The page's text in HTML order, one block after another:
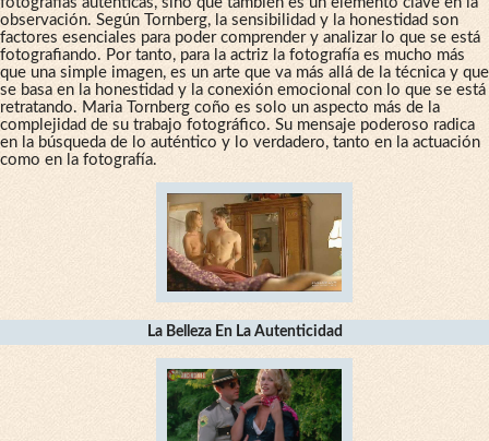
observación. Según Tornberg, la sensibilidad y la honestidad son
factores esenciales para poder comprender y analizar lo que se está
fotografiando. Por tanto, para la actriz la fotografía es mucho más
que una simple imagen, es un arte que va más allá de la técnica y que
se basa en la honestidad y la conexión emocional con lo que se está
retratando. Maria Tornberg coño es solo un aspecto más de la
complejidad de su trabajo fotográfico. Su mensaje poderoso radica
en la búsqueda de lo auténtico y lo verdadero, tanto en la actuación
como en la fotografía.
La Belleza En La Autenticidad